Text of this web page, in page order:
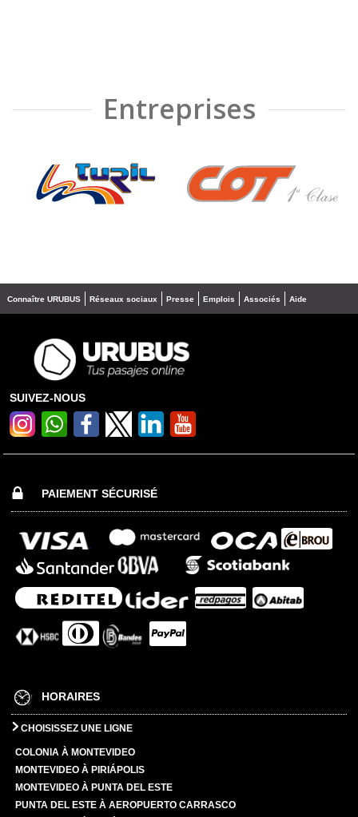
Entreprises
❮ ❯
Connaître URUBUS Réseaux sociaux Presse Emplois Associés Aide
SUIVEZ-NOUS
PAIEMENT SÉCURISÉ
HORAIRES
CHOISISSEZ UNE LIGNE
COLONIA À MONTEVIDEO
MONTEVIDEO À PIRIÁPOLIS
MONTEVIDEO À PUNTA DEL ESTE
PUNTA DEL ESTE À AEROPUERTO CARRASCO